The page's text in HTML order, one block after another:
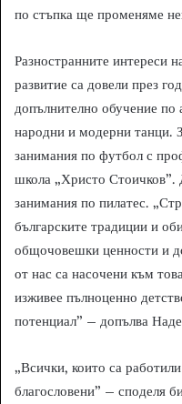
по стъпка ще променяме
Разностранните интереси
развитие са довели през
допълнително обучение по
народни и модерни танци.
занимания по футбол с
школа „Христо Стоичков”.
занимания по пилатес.
българските традиции и
общочовешки ценности и
от нас са насочени към
изживее пълноценно
потенциал” – допълва
„Всички, които са
благословени” – споделя